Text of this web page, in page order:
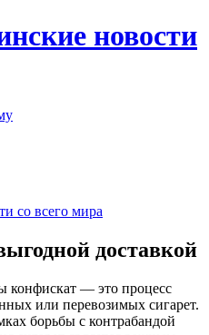
новости
доставкой
конфискат — это процесс
или перевозимых сигарет.
борьбы с контрабандой